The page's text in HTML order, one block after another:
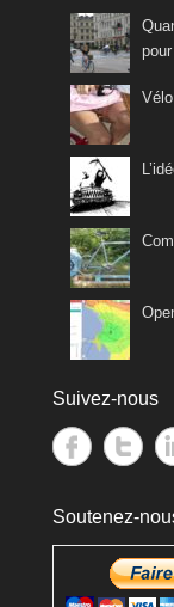
Suivez-nous
Soutenez-